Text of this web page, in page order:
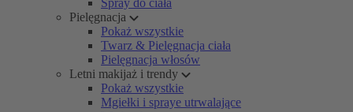
Spray do ciała
Pielęgnacja
Pokaż wszystkie
Twarz & Pielęgnacja ciała
Pielęgnacja włosów
Letni makijaż i trendy
Pokaż wszystkie
Mgiełki i spraye utrwalające